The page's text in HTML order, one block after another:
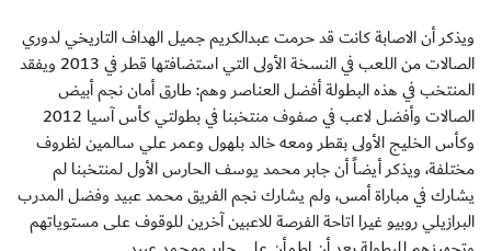
ويذكر أن الاصابة كانت قد حرمت عبدالكريم جميل الهداف التاريخي لدوري
الصالات من اللعب في النسخة الأولى التي استضافتها قطر في 2013 ويفقد
المنتخب في هذه البطولة أفضل العناصر وهم: طارق أمان نجم أبيض
الصالات وأفضل لاعب في صفوف منتخبنا في بطولتي كأس آسيا 2012
وكأس الخليج الأولى بقطر ومعه خالد بلهول وعمر علي سالمين لظروف
مختلفة، ويذكر أيضاً أن جابر محمد يوسف الحارس الأول لمنتخبنا لم
يشارك في مباراة أمس، ولم يشارك نجم الفريق محمد عبيد وفضل المدرب
البرازيلي روبيو غيرا اتاحة الفرصة للاعبين آخرين للوقوف على مستوياتهم